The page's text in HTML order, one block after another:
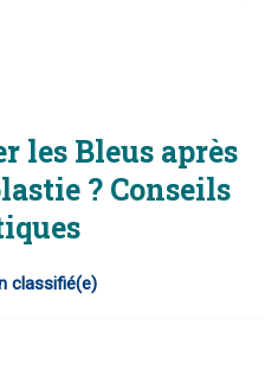
les Bleus après
? Conseils
classifié(e)